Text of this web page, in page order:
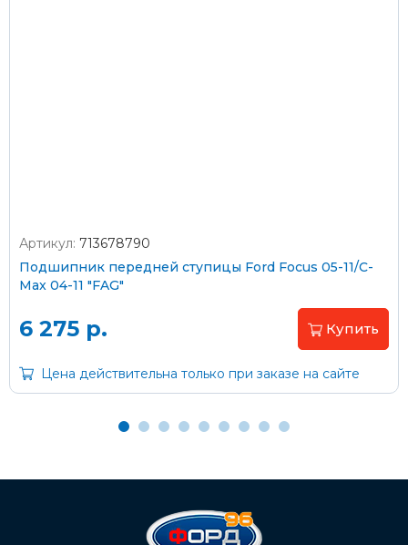
Подробнее о доставке и оплате
Артикул: 713678790
Подшипник передней ступицы Ford Focus 05-11/C-
Max 04-11 "FAG"
Цена действительна только при заказе на сайте
6 275 р. Купить